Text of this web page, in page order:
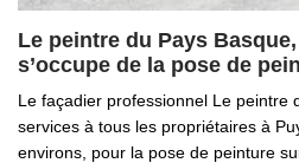
Le peintre du Pays
s’occupe de la pose de
Le façadier professionnel Le peintre
services à tous les propriétaires à
environs, pour la pose de peinture